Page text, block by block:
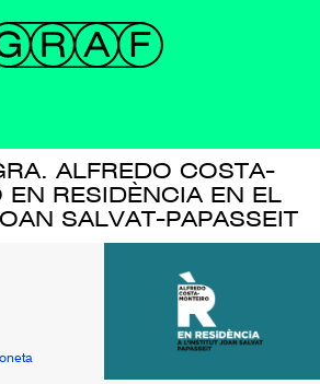
ALFREDO COSTA-
EN RESIDÈNCIA EN EL
SALVAT-PAPASSEIT